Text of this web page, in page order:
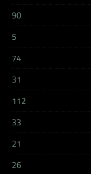
90
5
74
31
112
33
21
26